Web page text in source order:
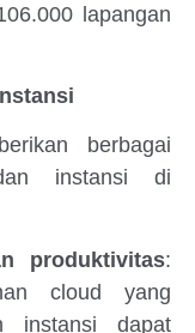
lapangan
berbagai
instansi di
produktivitas:
cloud yang
instansi dapat